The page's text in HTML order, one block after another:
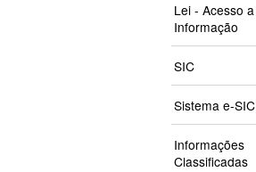
Lei - Acesso a
Informação
SIC
Sistema e-SIC
Informações
Classificadas